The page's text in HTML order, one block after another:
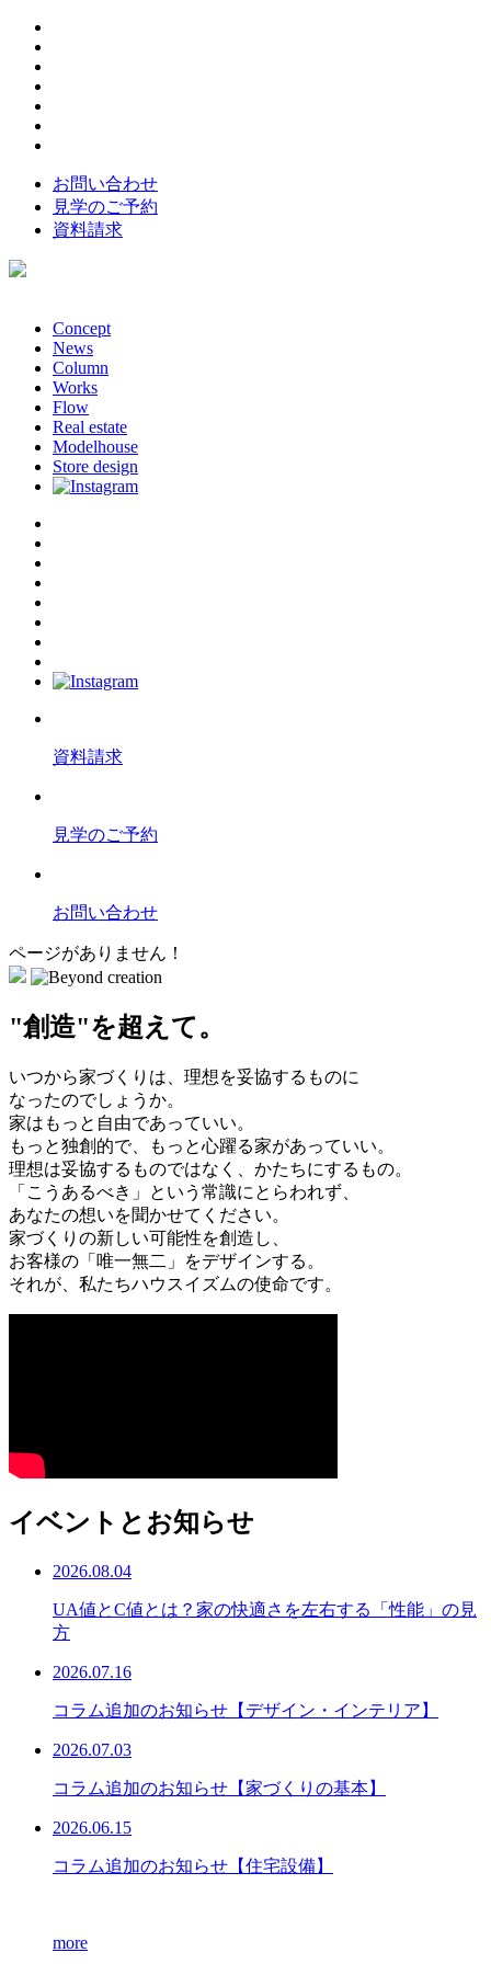
お問い合わせ
見学のご予約
資料請求
Concept
News
Column
Works
Flow
Real estate
Modelhouse
Store design
資料請求
見学のご予約
お問い合わせ
ページがありません！
"創造"を超えて。
いつから家づくりは、理想を妥協するものに
なったのでしょうか。
家はもっと自由であっていい。
もっと独創的で、もっと心躍る家があっていい。
理想は妥協するものではなく、かたちにするもの。
「こうあるべき」という常識にとらわれず、
あなたの想いを聞かせてください。
家づくりの新しい可能性を創造し、
お客様の「唯一無二」をデザインする。
それが、私たちハウスイズムの使命です。
イベントとお知らせ
2026.08.04
UA値とC値とは？家の快適さを左右する「性能」の見
方
2026.07.16
コラム追加のお知らせ【デザイン・インテリア】
2026.07.03
コラム追加のお知らせ【家づくりの基本】
2026.06.15
コラム追加のお知らせ【住宅設備】
more